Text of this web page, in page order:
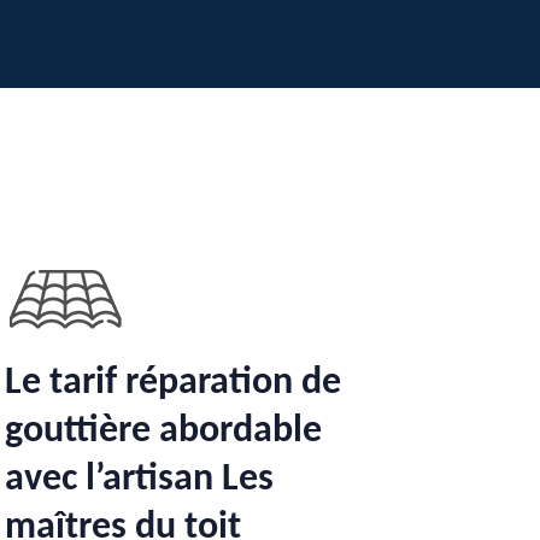
Le tarif réparation de
gouttière abordable
avec l’artisan Les
maîtres du toit